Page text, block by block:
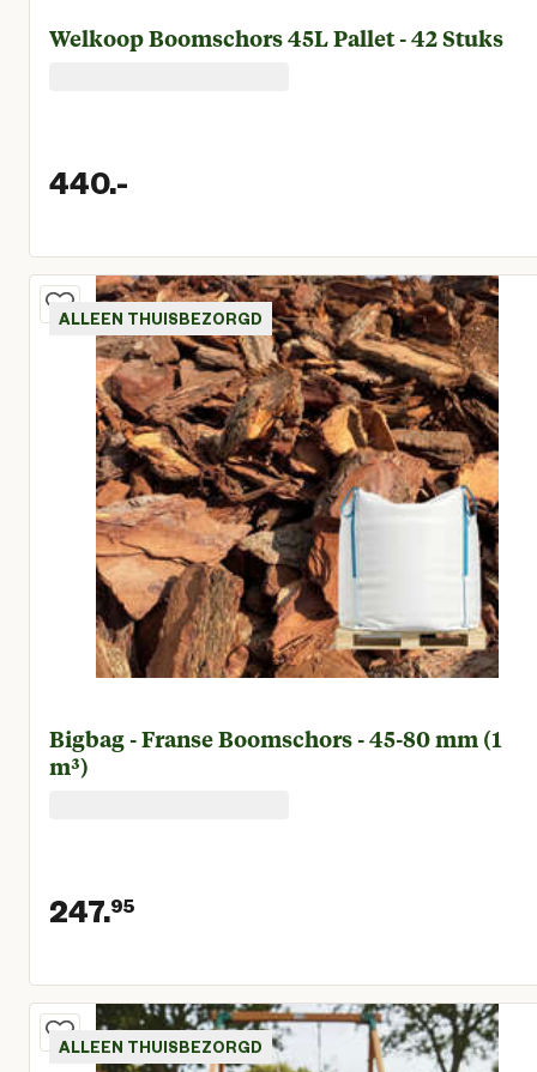
Welkoop Boomschors 45L Pallet - 42 Stuks
440.-
Huidige prijs € 440,00
ALLEEN THUISBEZORGD
Bigbag - Franse Boomschors - 45-80 mm (1
m³)
247.95
Huidige prijs € 247,95
ALLEEN THUISBEZORGD